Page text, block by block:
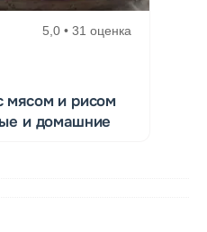
5,0 • 31 оценка
мясом и рисом
и домашние